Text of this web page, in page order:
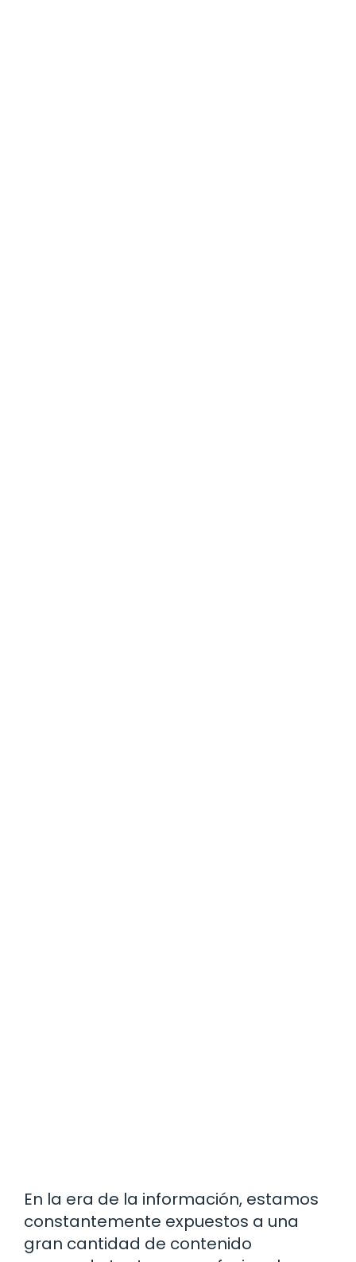
En la era de la información, estamos
constantemente expuestos a una
gran cantidad de contenido